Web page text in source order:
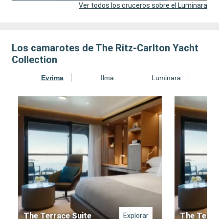
Ver todos los cruceros sobre el Luminara
Los camarotes de The Ritz-Carlton Yacht
Collection
Evrima Ilma Luminara
The Terrace Suite Explorar The